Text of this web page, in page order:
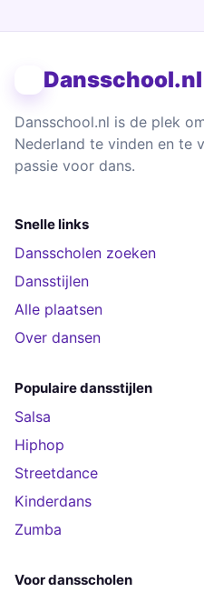
Dansschool.nl
Dansschool.nl is de plek
Nederland te vinden en te
passie voor dans.
Snelle links
Dansscholen zoeken
Dansstijlen
Alle plaatsen
Over dansen
Populaire dansstijlen
Salsa
Hiphop
Streetdance
Kinderdans
Zumba
Voor dansscholen